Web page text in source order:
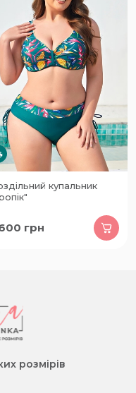
купальник
грн
розмірів